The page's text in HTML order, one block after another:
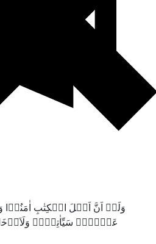
وَلَوۡ اَنَّ اَہۡلَ الۡکِتٰبِ اٰمَنُوۡا
عَنۡہُمۡ سَیِّاٰتِہِمۡ